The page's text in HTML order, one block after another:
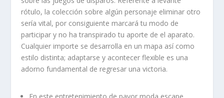
rótulo, la colección sobre algún personaje eliminar otro
serí­a vital, por consiguiente marcará tu modo de
participar y no ha transpirado tu aporte de el aparato.
Cualquier importe se desarrolla en un mapa así­ como
estilo distinta; adaptarse y acontecer flexible es una
adorno fundamental de regresar una victoria.